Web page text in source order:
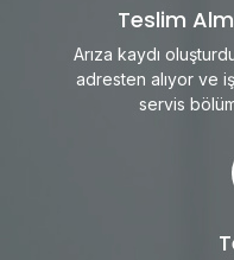
Teslim
Arıza kaydı
adresten alıyor ve
servis